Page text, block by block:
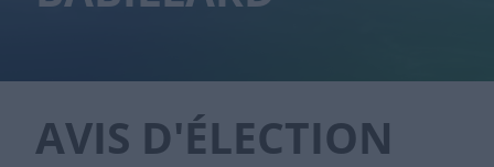
AVIS D'ÉLECTION